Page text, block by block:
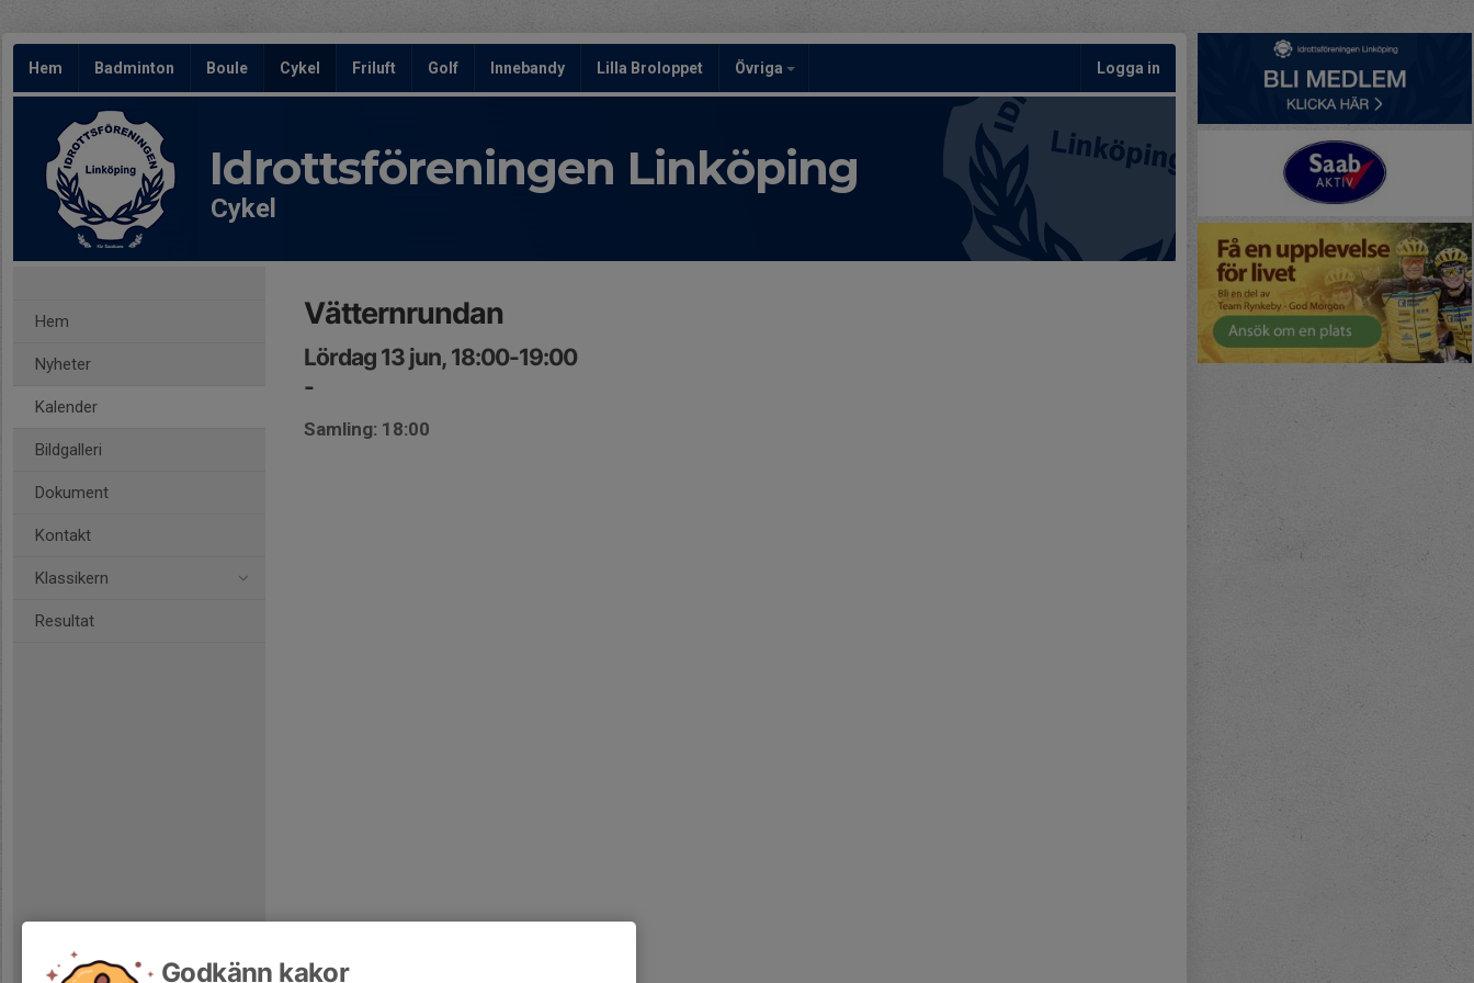
Hem Badminton Boule Cykel Friluft Golf Innebandy Lilla Broloppet Övriga Logga in
Idrottsföreningen Linköping
Cykel
Hem
Nyheter
Kalender
Bildgalleri
Dokument
Kontakt
Klassikern
Resultat
Vätternrundan
Lördag 13 jun, 18:00-19:00
-
Samling: 18:00
Godkänn kakor